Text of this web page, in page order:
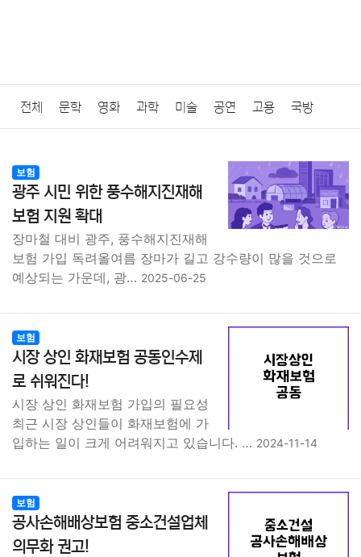
전체 문학 영화 과학 미술 공연 고용 국방
질병 가요 방송 일상 주식 암호화폐 블록체인
결혼 육아 반려동물 패션 미용
요리 상품리뷰 원예 금융 게임
대출 IT 컴퓨터 기술
종교 사회 경제 마케팅
부동산 외국어 교육 교통 생활
보험
광주 시민 위한 풍수해지진재해
보험 지원 확대
장마철 대비 광주, 풍수해지진재해
보험 가입 독려올여름 장마가 길고 강수량이 많을 것으로
예상되는 가운데, 광… 2025-06-25
보험
시장 상인 화재보험 공동인수제
로 쉬워진다!
시장 상인 화재보험 가입의 필요성
최근 시장 상인들이 화재보험에 가
입하는 일이 크게 어려워지고 있습니다. … 2024-11-14
보험
공사손해배상보험 중소건설업체
의무화 권고!